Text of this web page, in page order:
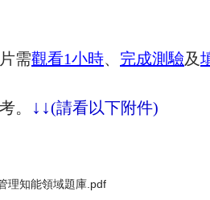
需觀看1小時、 完成測驗及
。 ↓ ↓(請看以下附件)
理知能領域題庫.pdf